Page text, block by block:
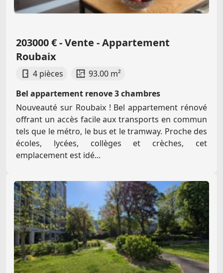
203000 € - Vente - Appartement
Roubaix
4 pièces
93.00 m²
Bel appartement renove 3 chambres
Nouveauté sur Roubaix ! Bel appartement rénové
offrant un accès facile aux transports en commun
tels que le métro, le bus et le tramway. Proche des
écoles, lycées, collèges et crèches, cet
emplacement est idé...